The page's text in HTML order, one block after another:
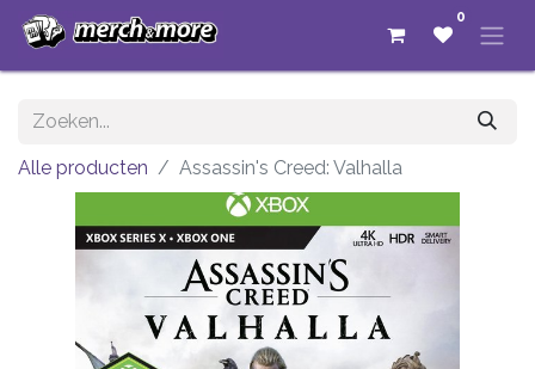
0
Alle producten Assassin's Creed: Valhalla